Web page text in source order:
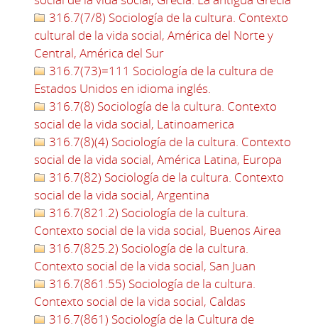
316.7(7/8) Sociología de la cultura. Contexto
cultural de la vida social, América del Norte y
Central, América del Sur
316.7(73)=111 Sociología de la cultura de
Estados Unidos en idioma inglés.
316.7(8) Sociología de la cultura. Contexto
social de la vida social, Latinoamerica
316.7(8)(4) Sociología de la cultura. Contexto
social de la vida social, América Latina, Europa
316.7(82) Sociología de la cultura. Contexto
social de la vida social, Argentina
316.7(821.2) Sociología de la cultura.
Contexto social de la vida social, Buenos Airea
316.7(825.2) Sociología de la cultura.
Contexto social de la vida social, San Juan
316.7(861.55) Sociología de la cultura.
Contexto social de la vida social, Caldas
316.7(861) Sociología de la Cultura de